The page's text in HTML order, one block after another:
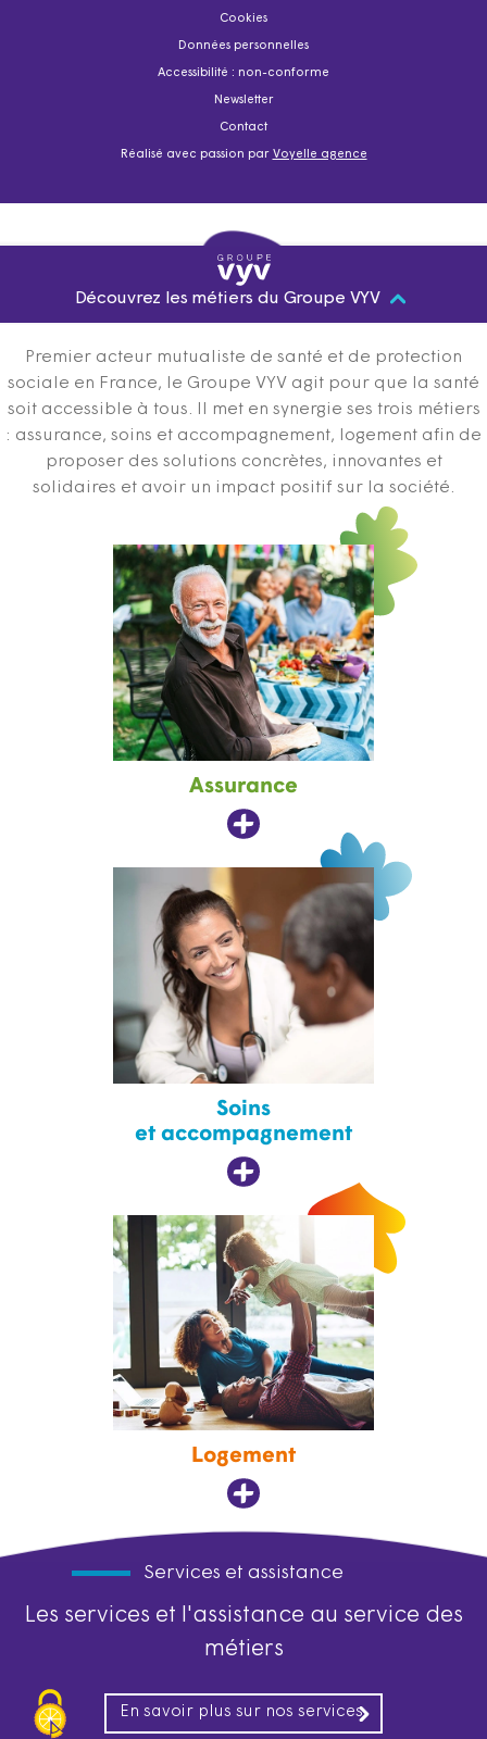
Cookies
Données personnelles
Accessibilité : non-conforme
Newsletter
Contact
Réalisé avec passion par Voyelle agence
Découvrez les métiers du Groupe VYV
Premier acteur mutualiste de santé et de protection
sociale en France, le Groupe VYV agit pour que la santé
soit accessible à tous. Il met en synergie ses trois métiers
: assurance, soins et accompagnement, logement afin de
proposer des solutions concrètes, innovantes et
solidaires et avoir un impact positif sur la société.
Assurance
Soins
et accompagnement
Logement
Services et assistance
Les services et l'assistance au service des
métiers
En savoir plus sur nos services